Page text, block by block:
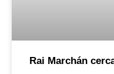
Rai Marchán